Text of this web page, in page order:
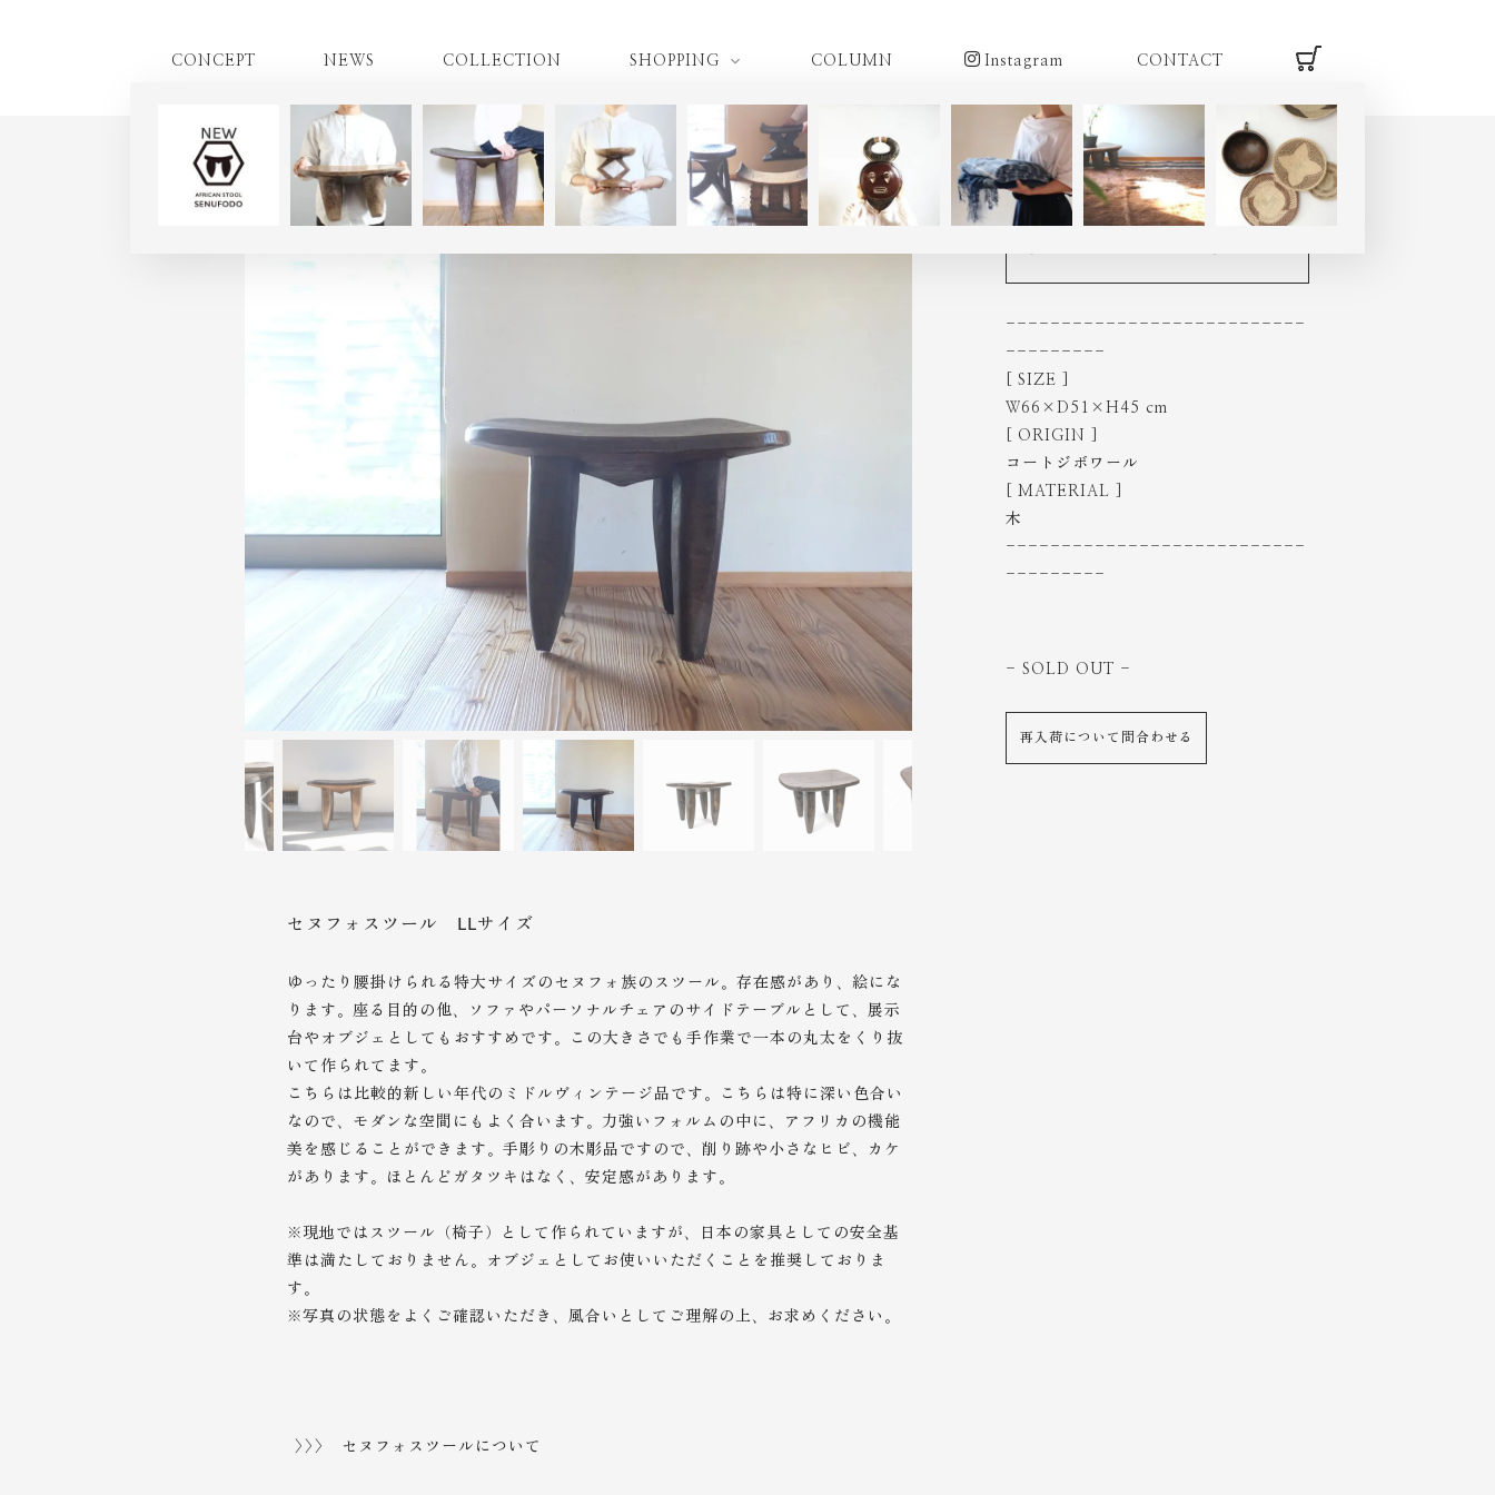
CONCEPT NEWS COLLECTION SHOPPING COLUMN Instagram CONTACT
HOME |SL330M
セヌフォスツール LLサイズ
ゆったり腰掛けられる特大サイズのセヌフォ族のスツール。存在感があり、絵にな
ります。座る目的の他、ソファやパーソナルチェアのサイドテーブルとして、展示
台やオブジェとしてもおすすめです。この大きさでも手作業で一本の丸太をくり抜
いて作られてます。
こちらは比較的新しい年代のミドルヴィンテージ品です。こちらは特に深い色合い
なので、モダンな空間にもよく合います。力強いフォルムの中に、アフリカの機能
美を感じることができます。手彫りの木彫品ですので、削り跡や小さなヒビ、カケ
があります。ほとんどガタツキはなく、安定感があります。
※現地ではスツール（椅子）として作られていますが、日本の家具としての安全基
準は満たしておりません。オブジェとしてお使いいただくことを推奨しておりま
す。
※写真の状態をよくご確認いただき、風合いとしてご理解の上、
お求めください。
>>> セヌフォスツールについて
セヌフォ族 スツール LL
---------------------------
---------
[ SIZE ]
Ｗ66×D51×H45 cm
[ ORIGIN ]
コートジボワール
[ MATERIAL ]
木
---------------------------
---------
- SOLD OUT -
再入荷について問合わせる